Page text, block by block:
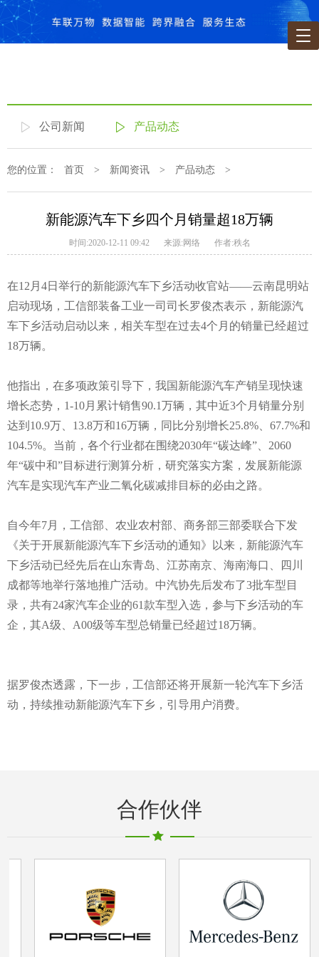
公司新闻 产品动态
您的位置： 首页 > 新闻资讯 > 产品动态 >
新能源汽车下乡四个月销量超18万辆
时间:2020-12-11 09:42 来源:网络 作者:秩名
在12月4日举行的新能源汽车下乡活动收官站——云南昆明站
启动现场，工信部装备工业一司司长罗俊杰表示，新能源汽
车下乡活动启动以来，相关车型在过去4个月的销量已经超过
18万辆。
他指出，在多项政策引导下，我国新能源汽车产销呈现快速
增长态势，1-10月累计销售90.1万辆，其中近3个月销量分别
达到10.9万、13.8万和16万辆，同比分别增长25.8%、67.7%和
104.5%。当前，各个行业都在围绕2030年“碳达峰”、2060
年“碳中和”目标进行测算分析，研究落实方案，发展新能源
汽车是实现汽车产业二氧化碳减排目标的必由之路。
自今年7月，工信部、农业农村部、商务部三部委联合下发
《关于开展新能源汽车下乡活动的通知》以来，新能源汽车
下乡活动已经先后在山东青岛、江苏南京、海南海口、四川
成都等地举行落地推广活动。中汽协先后发布了3批车型目
录，共有24家汽车企业的61款车型入选，参与下乡活动的车
企，其A级、A00级等车型总销量已经超过18万辆。
据罗俊杰透露，下一步，工信部还将开展新一轮汽车下乡活
动，持续推动新能源汽车下乡，引导用户消费。
合作伙伴